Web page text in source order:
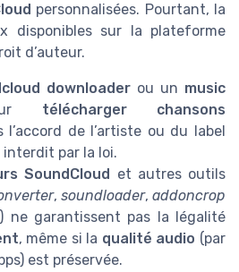
personnalisées. Pourtant, la
disponibles sur la plateforme
d’auteur.
downloader ou un music
télécharger chansons
l’accord de l’artiste ou du label
par la loi.
SoundCloud
et autres outils
, soundloader, addoncrop
ne garantissent pas la légalité
, même si la qualité audio (par
est préservée.